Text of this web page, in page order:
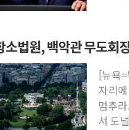
소법원, 백악관 무도회
[뉴욕
자리
멈추
서 도